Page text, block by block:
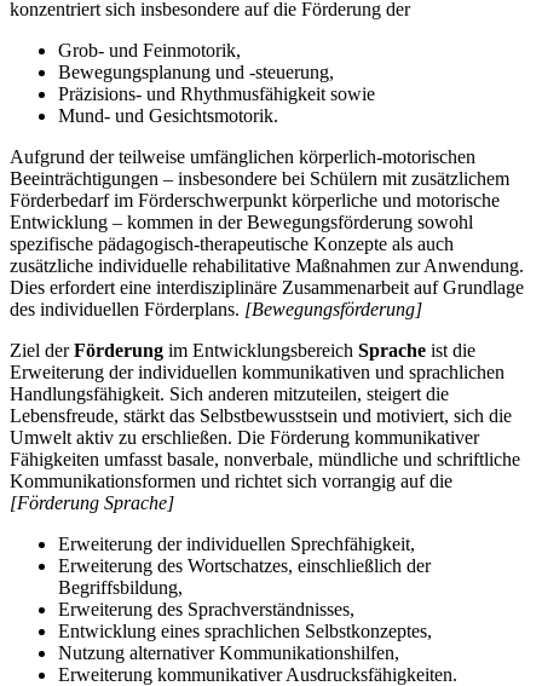
konzentriert sich insbesondere auf die Förderung der
Grob- und Feinmotorik,
Bewegungsplanung und -steuerung,
Präzisions- und Rhythmusfähigkeit sowie
Mund- und Gesichtsmotorik.
Aufgrund der teilweise umfänglichen körperlich-motorischen
Beeinträchtigungen – insbesondere bei Schülern mit zusätzlichem
Förderbedarf im Förderschwerpunkt körperliche und motorische
Entwicklung – kommen in der Bewegungsförderung sowohl
spezifische pädagogisch-therapeutische Konzepte als auch
zusätzliche individuelle rehabilitative Maßnahmen zur Anwendung.
Dies erfordert eine interdisziplinäre Zusammenarbeit auf Grundlage
des individuellen Förderplans. [Bewegungsförderung]
Ziel derFörderung im Entwicklungsbereich Sprache ist die
Erweiterung der individuellen kommunikativen und sprachlichen
Handlungsfähigkeit. Sich anderen mitzuteilen, steigert die
Lebensfreude, stärkt das Selbstbewusstsein und motiviert, sich die
Umwelt aktiv zu erschließen. Die Förderung kommunikativer
Fähigkeiten umfasst basale, nonverbale, mündliche und schriftliche
Kommunikationsformen und richtet sich vorrangig auf die
[Förderung Sprache]
Erweiterung der individuellen Sprechfähigkeit,
Erweiterung des Wortschatzes, einschließlich der
Begriffsbildung,
Erweiterung des Sprachverständnisses,
Entwicklung eines sprachlichen Selbstkonzeptes,
Nutzung alternativer Kommunikationshilfen,
Erweiterung kommunikativer Ausdrucksfähigkeiten.